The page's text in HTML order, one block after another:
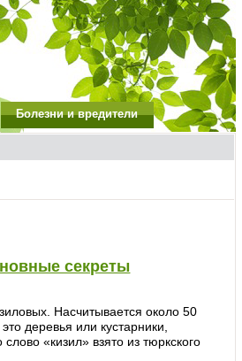
Болезни и вредители
секреты
Насчитывается около 50
деревья или кустарники,
«кизил» взято из тюркского